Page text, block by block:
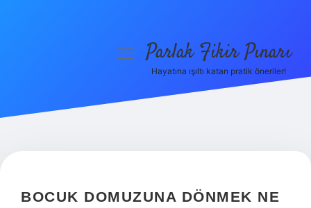
Hakkımızda
menüyüParlak Fikir Pınarı
Hayatına ışıltı katan pratik öneriler!
BOCUK DOMUZUNA DÖNMEK NE